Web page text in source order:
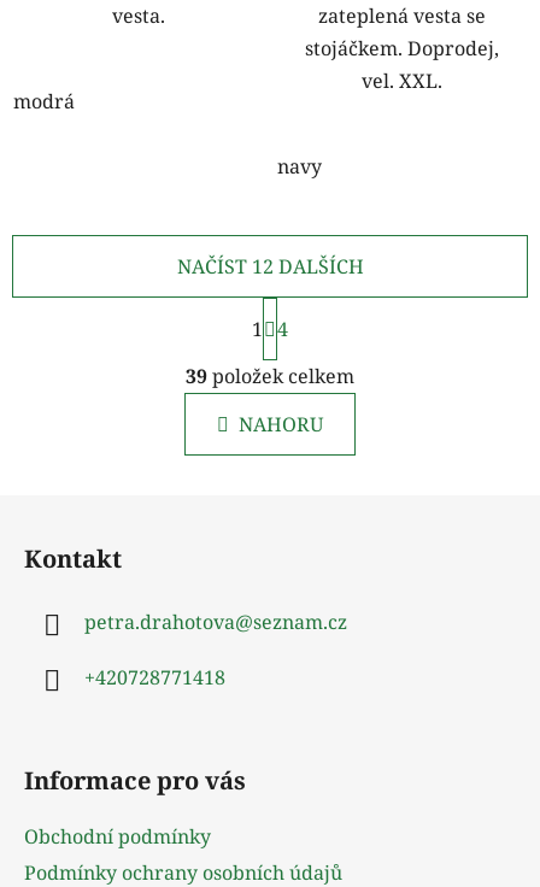
vesta.
modrá
zateplená vesta se
stojáčkem. Doprodej,
vel. XXL.
navy
O
v
l
á
d
v
NAČÍST 12 DALŠÍCH
S
t
r
á
n
k
1 4
39položek celkem
NAHORU
Kontakt
petra.drahotova@seznam.cz
+420728771418
Informace pro vás
Obchodní podmínky
Podmínky ochrany osobních údajů